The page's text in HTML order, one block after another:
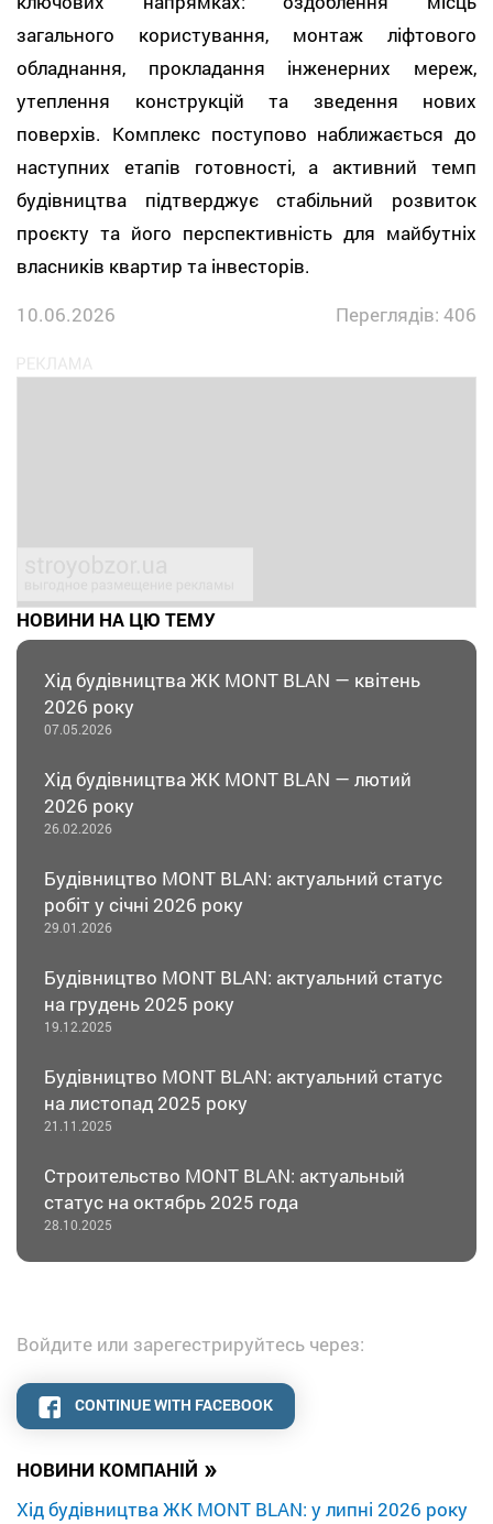
НОВИНИ КОМПАНІЙ »
Хід будівництва ЖК MONT BLAN: у липні 2026 року
загального користування, монтаж ліфтового
обладнання, прокладання інженерних мереж,
утеплення конструкцій та зведення нових
поверхів. Комплекс поступово наближається до
наступних етапів готовності, а активний темп
будівництва підтверджує стабільний розвиток
проєкту та його перспективність для майбутніх
власників квартир та інвесторів.
10.06.2026
Переглядів: 406
НОВИНИ НА ЦЮ ТЕМУ
Хід будівництва ЖК MONT BLAN — квітень
2026 року
07.05.2026
Хід будівництва ЖК MONT BLAN — лютий
2026 року
26.02.2026
Будівництво MONT BLAN: актуальний статус
робіт у січні 2026 року
29.01.2026
Будівництво MONT BLAN: актуальний статус
на грудень 2025 року
19.12.2025
Будівництво MONT BLAN: актуальний статус
на листопад 2025 року
21.11.2025
Строительство MONT BLAN: актуальный
статус на октябрь 2025 года
28.10.2025
Войдите или зарегестрируйтесь через:
CONTINUE WITH FACEBOOK